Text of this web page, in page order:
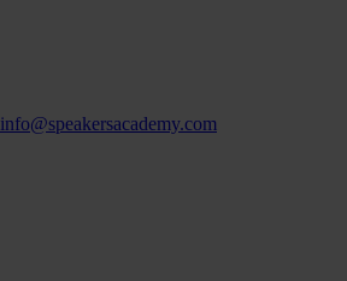
info@speakersacademy.com